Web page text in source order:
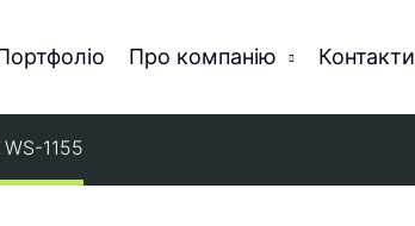
Про компанію Контакти
1155